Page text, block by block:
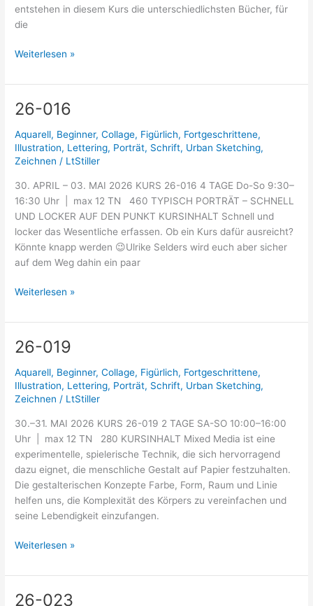
entstehen in diesem Kurs die unterschiedlichsten Bücher, für
die
Weiterlesen »
26-016
Aquarell, Beginner,Collage, Figürlich, Fortgeschrittene,
Illustration, Lettering, Porträt, Schrift, Urban Sketching,
Zeichnen / LtStiller
30. APRIL – 03. MAI 2026 KURS 26-016 4 TAGE Do-So 9:30–
16:30 Uhr | max 12 TN 460 TYPISCH PORTRÄT – SCHNELL
UND LOCKER AUF DEN PUNKT KURSINHALT Schnell und
locker das Wesentliche erfassen. Ob ein Kurs dafür ausreicht?
Könnte knapp werden 😉Ulrike Selders wird euch aber sicher
auf dem Weg dahin ein paar
26-
Weiterlesen »
26-019
Aquarell, Beginner,Collage, Figürlich, Fortgeschrittene,
Illustration, Lettering, Porträt, Schrift, Urban Sketching,
Zeichnen / LtStiller
30.–31. MAI 2026 KURS 26-019 2 TAGE SA-SO 10:00–16:00
Uhr | max 12 TN 280 KURSINHALT Mixed Media ist eine
experimentelle, spielerische Technik, die sich hervorragend
dazu eignet, die menschliche Gestalt auf Papier festzuhalten.
Die gestalterischen Konzepte Farbe, Form, Raum und Linie
helfen uns, die Komplexität des Körpers zu vereinfachen und
seine Lebendigkeit einzufangen.
26-
Weiterlesen »
26-023
26-